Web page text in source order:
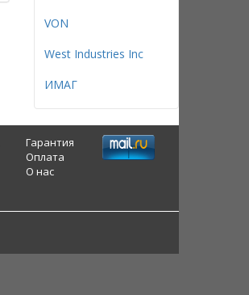
VON
West Industries Inc
ИМАГ
Гарантия
Оплата
О нас